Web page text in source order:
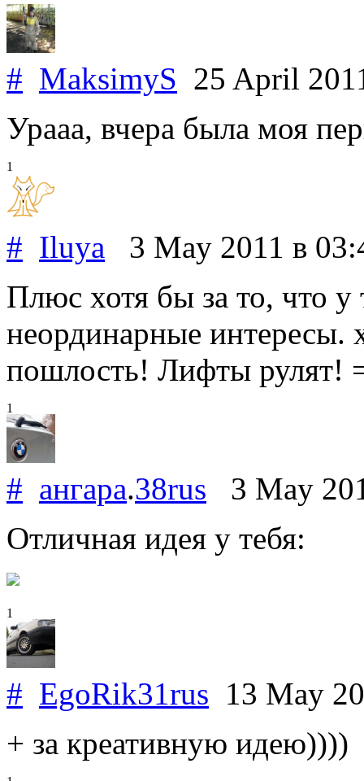
# MaksimyS 25 April
Урааа, вчера была моя
1
# Iluya 3 May 2011 в
Плюс хотя бы за то, что
неординарные интересы.
пошлость! Лифты рулят!
1
# ангара.38rus 3 May
Отличная идея у тебя:
1
# EgoRik31rus 13 May
+ за креативную идею))))